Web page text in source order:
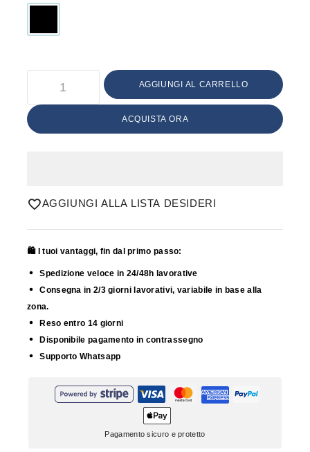
AGGIUNGI AL CARRELLO
ACQUISTA ORA
AGGIUNGI ALLA LISTA DESIDERI
🛍️ I tuoi vantaggi, fin dal primo passo:
Spedizione veloce in 24/48h lavorative
Consegna in 2/3 giorni lavorativi, variabile in base alla
zona.
Reso entro 14 giorni
Disponibile pagamento in contrassegno
Supporto Whatsapp
Pagamento sicuro e protetto